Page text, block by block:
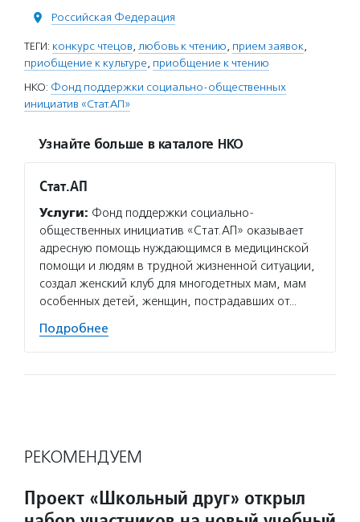
Российская Федерация
ТЕГИ: конкурс чтецов, любовь к чтению, прием заявок,
приобщение к культуре, приобщение к чтению
НКО: Фонд поддержки социально-общественных
инициатив «Стат.АП»
Узнайте больше в каталоге НКО
Стат.АП
Услуги: Фонд поддержки социально-
общественных инициатив «Стат.АП» оказывает
адресную помощь нуждающимся в медицинской
помощи и людям в трудной жизненной ситуации,
создал женский клуб для многодетных мам, мам
особенных детей, женщин, пострадавших от…
Подробнее
РЕКОМЕНДУЕМ
Проект «Школьный друг» открыл